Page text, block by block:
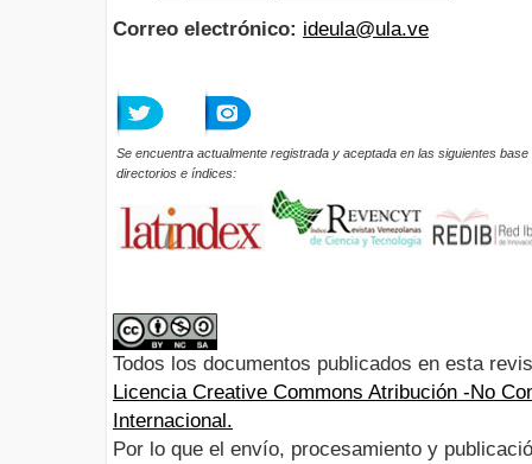
Correo electrónico: ideula@ula.ve
Se encuentra actualmente registrada y aceptada en las siguientes base
directorios e índices:
Todos los documentos publicados en esta
Licencia Creative Commons Atribución -No
Internacional.
Por lo que el envío, procesamiento y